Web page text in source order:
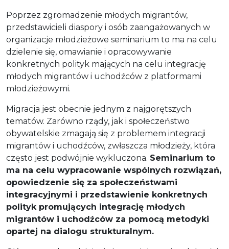
Poprzez zgromadzenie młodych migrantów,
przedstawicieli diaspory i osób zaangażowanych w
organizacje młodzieżowe seminarium to ma na celu
dzielenie się, omawianie i opracowywanie
konkretnych polityk mających na celu integrację
młodych migrantów i uchodźców z platformami
młodzieżowymi.
Migracja jest obecnie jednym z najgorętszych
tematów. Zarówno rządy, jak i społeczeństwo
obywatelskie zmagają się z problemem integracji
migrantów i uchodźców, zwłaszcza młodzieży, która
często jest podwójnie wykluczona. Seminarium to
ma na celu wypracowanie wspólnych rozwiązań,
opowiedzenie się za społeczeństwami
integracyjnymi i przedstawienie konkretnych
polityk promujących integrację młodych
migrantów i uchodźców za pomocą metodyki
opartej na dialogu strukturalnym.